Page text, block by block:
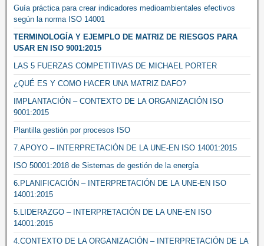
Guía práctica para crear indicadores medioambientales efectivos
según la norma ISO 14001
TERMINOLOGÍA Y EJEMPLO DE MATRIZ DE RIESGOS PARA
USAR EN ISO 9001:2015
LAS 5 FUERZAS COMPETITIVAS DE MICHAEL PORTER
¿QUÉ ES Y COMO HACER UNA MATRIZ DAFO?
IMPLANTACIÓN – CONTEXTO DE LA ORGANIZACIÓN ISO
9001:2015
Plantilla gestión por procesos ISO
7.APOYO – INTERPRETACIÓN DE LA UNE-EN ISO 14001:2015
ISO 50001:2018 de Sistemas de gestión de la energía
6.PLANIFICACIÓN – INTERPRETACIÓN DE LA UNE-EN ISO
14001:2015
5.LIDERAZGO – INTERPRETACIÓN DE LA UNE-EN ISO
14001:2015
4.CONTEXTO DE LA ORGANIZACIÓN – INTERPRETACIÓN DE LA